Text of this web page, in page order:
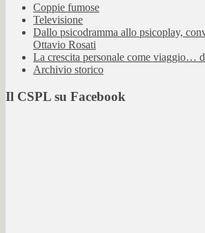
Coppie fumose
Televisione
Dallo psicodramma allo psicoplay,
Ottavio Rosati
La crescita personale come viaggio…
Archivio storico
Il CSPL su Facebook